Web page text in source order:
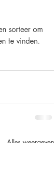
sorteer om
te vinden.
Alles weergeven